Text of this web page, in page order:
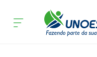
Cursos
acontece